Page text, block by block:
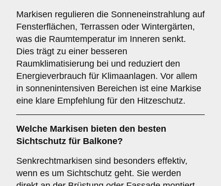
Markisen regulieren die Sonneneinstrahlung auf
Fensterflächen, Terrassen oder Wintergärten,
was die Raumtemperatur im Inneren senkt.
Dies trägt zu einer besseren
Raumklimatisierung bei und reduziert den
Energieverbrauch für Klimaanlagen. Vor allem
in sonnenintensiven Bereichen ist eine Markise
eine klare Empfehlung für den Hitzeschutz.
Welche Markisen bieten den besten
Sichtschutz für Balkone?
Senkrechtmarkisen sind besonders effektiv,
wenn es um Sichtschutz geht. Sie werden